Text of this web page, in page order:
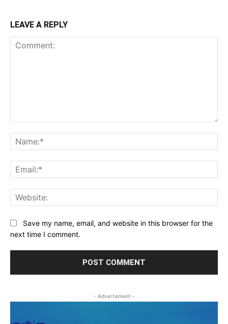
LEAVE A REPLY
Save my name, email, and website in this browser for the
next time I comment.
- Advertisment -